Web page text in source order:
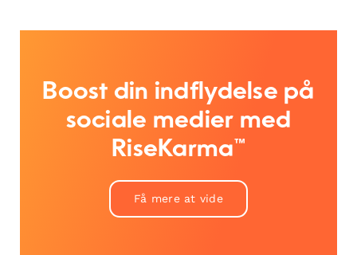
Boost din indflydelse på
sociale medier med
RiseKarma™
Få mere at vide